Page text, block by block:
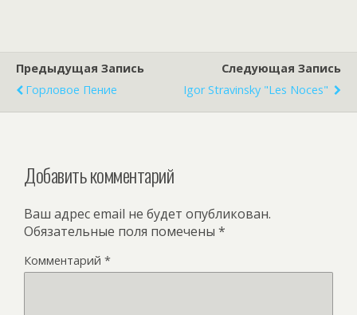
Предыдущая Запись
Горловое Пение
Следующая Запись
Igor Stravinsky "Les Noces"
Добавить комментарий
Ваш адрес email не будет опубликован.
Обязательные поля помечены *
Комментарий *